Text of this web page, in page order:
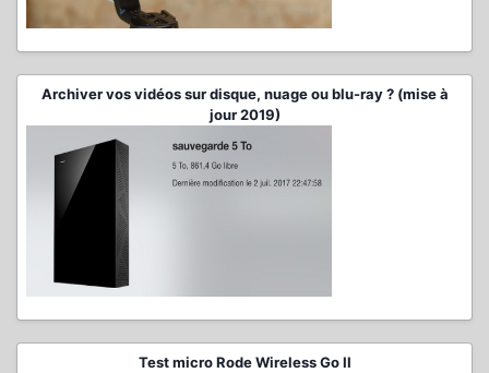
Archiver vos vidéos sur disque, nuage ou blu-ray ? (mise à
jour 2019)
Test micro Rode Wireless Go II